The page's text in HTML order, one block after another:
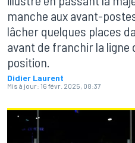
manche aux avant-
lâcher quelques places
avant de franchir la ligne
position.
Didier Laurent
Mis à jour: 16 févr. 2025, 08:37